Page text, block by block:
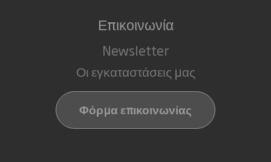
Επικοινωνία
Newsletter
Οι εγκαταστάσεις μας
Φόρμα επικοινωνίας